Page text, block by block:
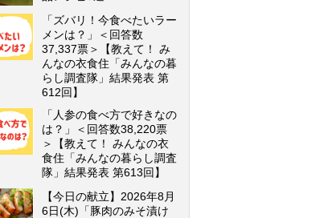
「ズバリ！今食べたいラー
メンは？」＜回答数
37,337票＞【教えて！ み
んなの衣食住「みんなの暮
らし調査隊」結果発表 第
612回】
「人参の食べ方で好きなの
は？」＜回答数38,220票
＞【教えて！ みんなの衣
食住「みんなの暮らし調査
隊」結果発表 第613回】
【今日の献立】2026年8月
6日(木)「豚肉のみそ漬け